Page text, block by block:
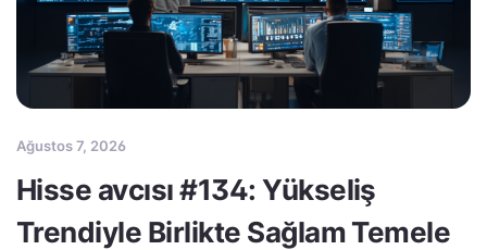
Ağustos 7, 2026
Hisse avcısı #134: Yükseliş
Trendiyle Birlikte Sağlam Temele